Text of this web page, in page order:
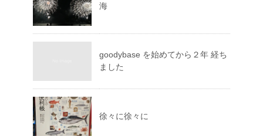
海
goodybase を始めてから２年 経ち
ました
徐々に徐々に